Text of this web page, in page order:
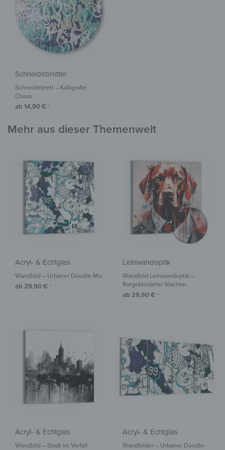
Schneidebretter
Schneidebrett – Kalligrafie
Chaos
ab 14,90€ *
Mehr aus dieser Themenwelt
Acryl- & Echtglas
Wandbild – Urbaner Doodle-Mix
ab 29,90€ *
Leinwandoptik
Wandbild Leinwandoptik –
Rotgekleideter Wächter
ab 29,90€ *
Acryl- & Echtglas
Wandbild – Stadt im Verfall
Acryl- & Echtglas
Wandbilder – Urbaner Doodle-